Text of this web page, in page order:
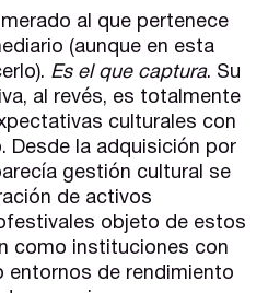
al que pertenece
(aunque en esta
Es el que captura. Su
al revés, es totalmente
culturales con
Desde la adquisición por
gestión cultural se
de activos
objeto de estos
como instituciones con
entornos de rendimiento